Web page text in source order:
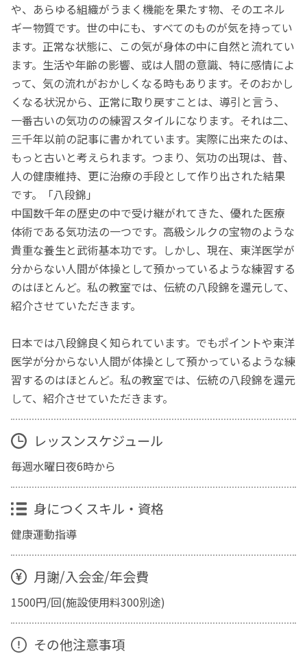
や、あらゆる組織がうまく機能を果たす物、そのエネル
ギー物質です。世の中にも、すべてのものが気を持ってい
ます。正常な状態に、この気が身体の中に自然と流れてい
ます。生活や年齢の影響、或は人間の意識、特に感情によ
って、気の流れがおかしくなる時もあります。そのおかし
くなる状況から、正常に取り戻すことは、導引と言う、
一番古いの気功のの練習スタイルになります。それは二、
三千年以前の記事に書かれています。実際に出来たのは、
もっと古いと考えられます。つまり、気功の出現は、昔、
人の健康維持、更に治療の手段として作り出された結果
です。「八段錦」
中国数千年の歴史の中で受け継がれてきた、優れた医療
体術である気功法の一つです。高級シルクの宝物のような
貴重な養生と武術基本功です。しかし、現在、東洋医学が
分からない人間が体操として預かっているような練習する
のはほとんど。私の教室では、伝統の八段錦を還元して、
紹介させていただきます。
日本では八段錦良く知られています。でもポイントや東洋
医学が分からない人間が体操として預かっているような練
習するのはほとんど。私の教室では、伝統の八段錦を還元
して、紹介させていただきます。
レッスンスケジュール
毎週水曜日夜6時から
身につくスキル・資格
健康運動指導
月謝/入会金/年会費
1500円/回(施設使用料300別途)
その他注意事項